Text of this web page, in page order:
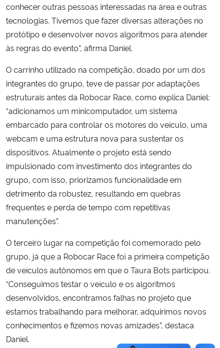
conhecer outras pessoas interessadas na área e outras
tecnologias. Tivemos que fazer diversas alterações no
protótipo e desenvolver novos algoritmos para atender
às regras do evento”, afirma Daniel.
O carrinho utilizado na competição, doado por um dos
integrantes do grupo, teve de passar por adaptações
estruturais antes da Robocar Race, como explica Daniel:
“adicionamos um minicomputador, um sistema
embarcado para controlar os motores do veículo, uma
webcam e uma estrutura nova para sustentar os
dispositivos. Atualmente o projeto está sendo
impulsionado com investimento dos integrantes do
grupo, com isso, priorizamos funcionalidade em
detrimento da robustez, resultando em quebras
frequentes e perda de tempo com repetitivas
manutenções”.
O terceiro lugar na competição foi comemorado pelo
grupo, já que a Robocar Race foi a primeira competição
de veículos autônomos em que o Taura Bots participou.
“Conseguimos testar o veículo e os algoritmos
desenvolvidos, encontramos falhas no projeto que
estamos trabalhando para melhorar, adquirimos novos
conhecimentos e fizemos novas amizades”, destaca
Daniel.